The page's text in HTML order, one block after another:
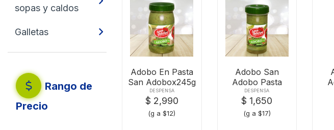
sopas y caldos
Galletas
Rango de
Precio
Adobo En Pasta
San Adobox245g
DESPENSA
$ 2,990
(g a $12)
Adobo San
Adobo Pasta
100g
DESPENSA
$ 1,650
(g a $17)